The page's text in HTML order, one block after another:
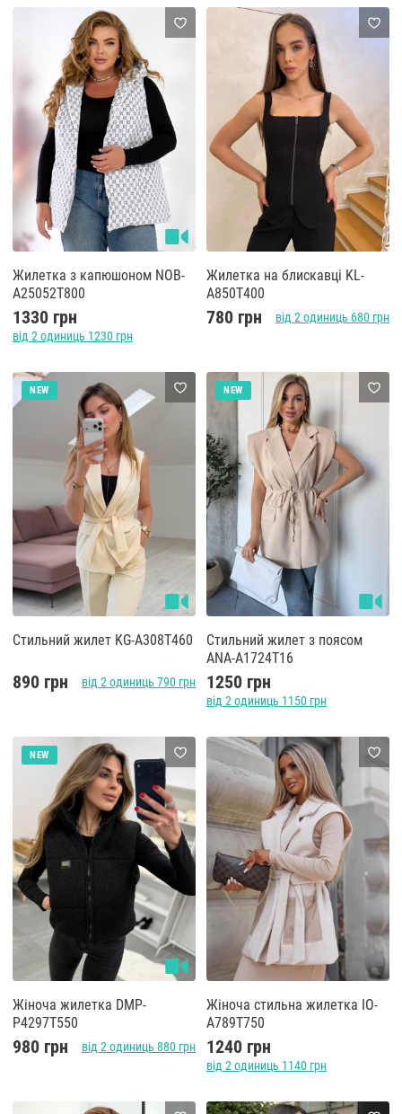
Жилетка з капюшоном NOB-
A25052T800
1330 грн
від 2 одиниць 1230 грн
Жилетка на блискавці KL-
A850T400
780 грн від 2 одиниць 680 грн
NEW
Стильний жилет KG-A308T460
890 грн від 2 одиниць 790 грн
NEW
Стильний жилет з поясом
ANA-A1724T16
1250 грн
від 2 одиниць 1150 грн
NEW
Жіноча жилетка DMP-
P4297T550
980 грн від 2 одиниць 880 грн
Жіноча стильна жилетка IO-
A789T750
1240 грн
від 2 одиниць 1140 грн